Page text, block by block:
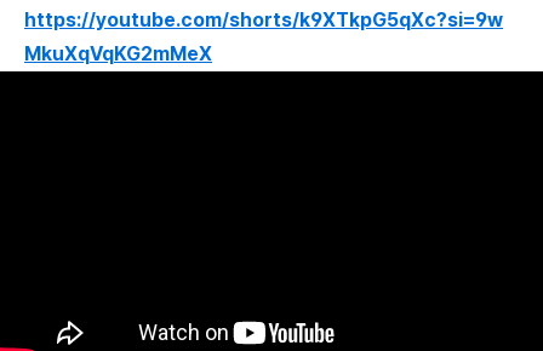
https://youtube.com/shorts/k9XTkpG5qXc?si=9w
MkuXqVqKG2mMeX